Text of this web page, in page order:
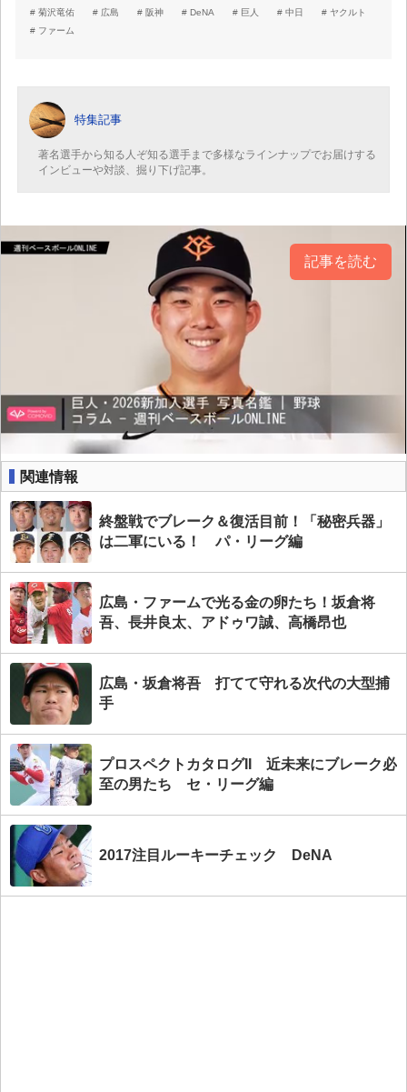
菊沢竜佑 広島 阪神 DeNA 巨人 中日
ヤクルト
ファーム
特集記事
著名選手から知る人ぞ知る選手まで多様なラインナップでお届けする
インビューや対談、掘り下げ記事。
記事を読む
関連情報
終盤戦でブレーク＆復活目前！「秘密兵器」
は二軍にいる！ パ・リーグ編
広島・ファームで光る金の卵たち！坂倉将
吾、長井良太、アドゥワ誠、高橋昂也
広島・坂倉将吾 打てて守れる次代の大型捕
手
プロスペクトカタログII 近未来にブレーク必
至の男たち セ・リーグ編
2017注目ルーキーチェック DeNA